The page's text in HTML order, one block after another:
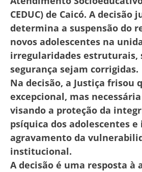
CEDUC) de Caicó. A decisão
determina a suspensão do
novos adolescentes na
irregularidades estruturais,
segurança sejam corrigidas.
Na decisão, a Justiça frisou
excepcional, mas
visando a proteção da
psíquica dos adolescentes
agravamento da
institucional.
A decisão é uma resposta à